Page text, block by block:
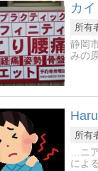
カ
所有
静岡
みの
所有
…ニ
によ